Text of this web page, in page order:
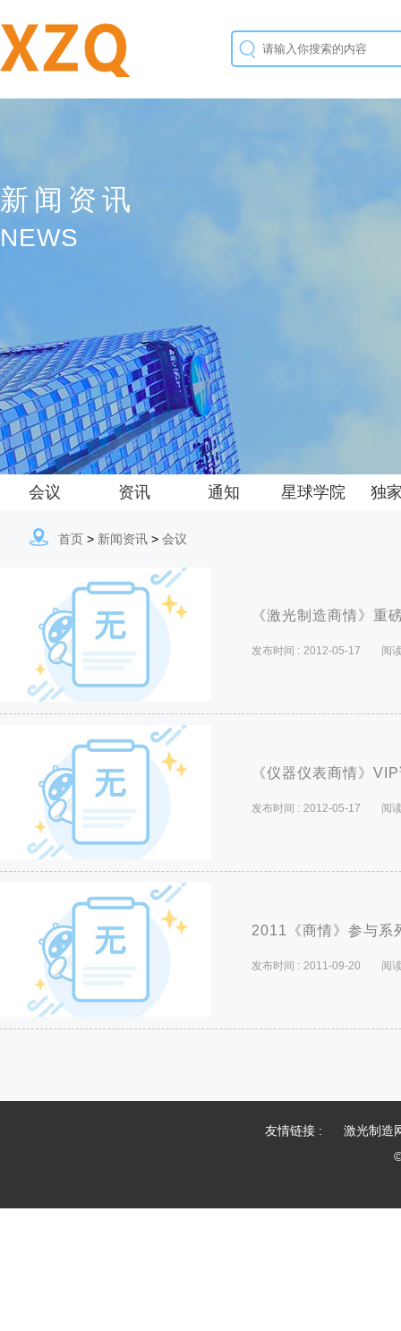
新闻资讯
NEWS
会议 资讯 通知 星球学院 独
首页 > 新闻资讯 > 会议
《激光制造商情》重
发布时间 : 2012-05-17 阅
《仪器仪表商情》
发布时间 : 2012-05-17 阅
2011《商情》参与系
发布时间 : 2011-09-20 阅
友情链接 :
激光制造